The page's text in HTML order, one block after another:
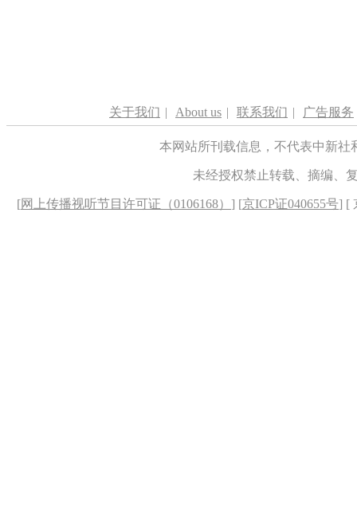
关于我们 | About us | 联系我们 | 广告服务
本网站所刊载信息，不代表中新
未经授权禁止转载、摘编、
[网上传播视听节目许可证（0106168） ] [京ICP证040655号] [